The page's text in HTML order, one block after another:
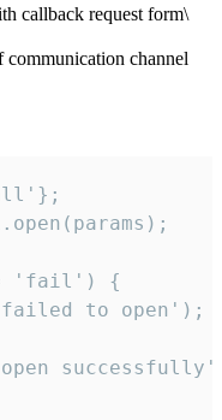
callback request form\
channel
'fail') {
to open');